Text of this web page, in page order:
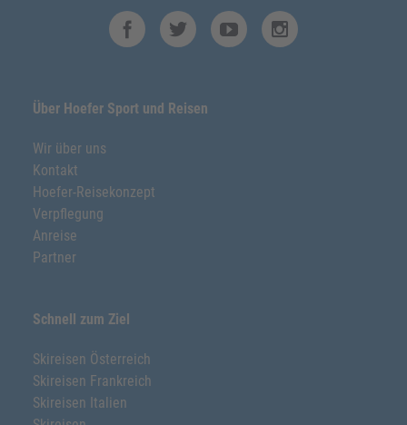
Über Hoefer Sport und Reisen
Wir über uns
Kontakt
Hoefer-Reisekonzept
Verpflegung
Anreise
Partner
Schnell zum Ziel
Skireisen Österreich
Skireisen Frankreich
Skireisen Italien